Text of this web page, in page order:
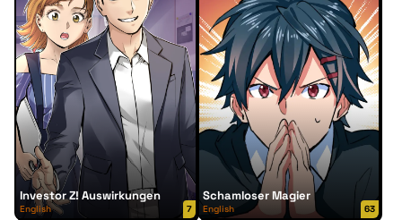
Investor Z! Auswirkungen
English 7
Schamloser Magier
English 63